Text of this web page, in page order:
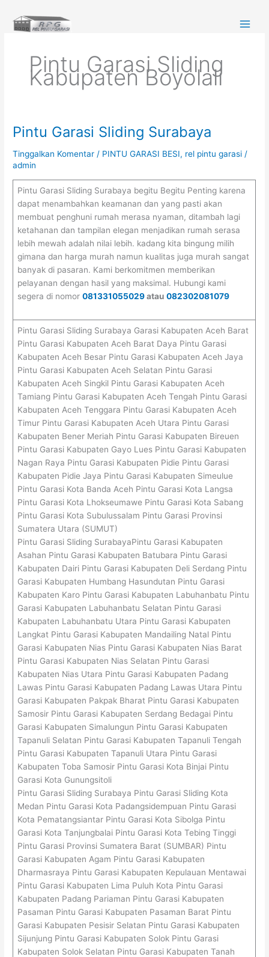
konten
Pintu Garasi Sliding
Kabupaten Boyolali
Pintu Garasi Sliding Surabaya
Tinggalkan Komentar / PINTU GARASI BESI, rel pintu garasi /
admin
Pintu Garasi Sliding Surabaya begitu Begitu Penting karena
dapat menambahkan keamanan dan yang pasti akan
membuat penghuni rumah merasa nyaman, ditambah lagi
ketahanan dan tampilan elegan menjadikan rumah serasa
lebih mewah adalah nilai lebih. kadang kita bingung milih
gimana dan harga murah namun kualitas juga murah sangat
banyak di pasaran. Kami berkomitmen memberikan
pelayanan dengan hasil yang maksimal. Hubungi kami
segera di nomor 081331055029atau 082302081079
Pintu Garasi Sliding Surabaya Garasi Kabupaten Aceh Barat
Pintu Garasi Kabupaten Aceh Barat Daya Pintu Garasi
Kabupaten Aceh Besar Pintu Garasi Kabupaten Aceh Jaya
Pintu Garasi Kabupaten Aceh Selatan Pintu Garasi
Kabupaten Aceh Singkil Pintu Garasi Kabupaten Aceh
Tamiang Pintu Garasi Kabupaten Aceh Tengah Pintu Garasi
Kabupaten Aceh Tenggara Pintu Garasi Kabupaten Aceh
Timur Pintu Garasi Kabupaten Aceh Utara Pintu Garasi
Kabupaten Bener Meriah Pintu Garasi Kabupaten Bireuen
Pintu Garasi Kabupaten Gayo Lues Pintu Garasi Kabupaten
Nagan Raya Pintu Garasi Kabupaten Pidie Pintu Garasi
Kabupaten Pidie Jaya Pintu Garasi Kabupaten Simeulue
Pintu Garasi Kota Banda Aceh Pintu Garasi Kota Langsa
Pintu Garasi Kota Lhokseumawe Pintu Garasi Kota Sabang
Pintu Garasi Kota Subulussalam Pintu Garasi Provinsi
Sumatera Utara (SUMUT)
Pintu Garasi Sliding SurabayaPintu Garasi Kabupaten
Asahan Pintu Garasi Kabupaten Batubara Pintu Garasi
Kabupaten Dairi Pintu Garasi Kabupaten Deli Serdang Pintu
Garasi Kabupaten Humbang Hasundutan Pintu Garasi
Kabupaten Karo Pintu Garasi Kabupaten Labuhanbatu Pintu
Garasi Kabupaten Labuhanbatu Selatan Pintu Garasi
Kabupaten Labuhanbatu Utara Pintu Garasi Kabupaten
Langkat Pintu Garasi Kabupaten Mandailing Natal Pintu
Garasi Kabupaten Nias Pintu Garasi Kabupaten Nias Barat
Pintu Garasi Kabupaten Nias Selatan Pintu Garasi
Kabupaten Nias Utara Pintu Garasi Kabupaten Padang
Lawas Pintu Garasi Kabupaten Padang Lawas Utara Pintu
Garasi Kabupaten Pakpak Bharat Pintu Garasi Kabupaten
Samosir Pintu Garasi Kabupaten Serdang Bedagai Pintu
Garasi Kabupaten Simalungun Pintu Garasi Kabupaten
Tapanuli Selatan Pintu Garasi Kabupaten Tapanuli Tengah
Pintu Garasi Kabupaten Tapanuli Utara Pintu Garasi
Kabupaten Toba Samosir Pintu Garasi Kota Binjai Pintu
Garasi Kota Gunungsitoli
Pintu Garasi Sliding Surabaya Pintu Garasi Sliding Kota
Medan Pintu Garasi Kota Padangsidempuan Pintu Garasi
Kota Pematangsiantar Pintu Garasi Kota Sibolga Pintu
Garasi Kota Tanjungbalai Pintu Garasi Kota Tebing Tinggi
Pintu Garasi Provinsi Sumatera Barat (SUMBAR) Pintu
Garasi Kabupaten Agam Pintu Garasi Kabupaten
Dharmasraya Pintu Garasi Kabupaten Kepulauan Mentawai
Pintu Garasi Kabupaten Lima Puluh Kota Pintu Garasi
Kabupaten Padang Pariaman Pintu Garasi Kabupaten
Pasaman Pintu Garasi Kabupaten Pasaman Barat Pintu
Garasi Kabupaten Pesisir Selatan Pintu Garasi Kabupaten
Sijunjung Pintu Garasi Kabupaten Solok Pintu Garasi
Kabupaten Solok Selatan Pintu Garasi Kabupaten Tanah
Pintu
Sliding
Surabaya